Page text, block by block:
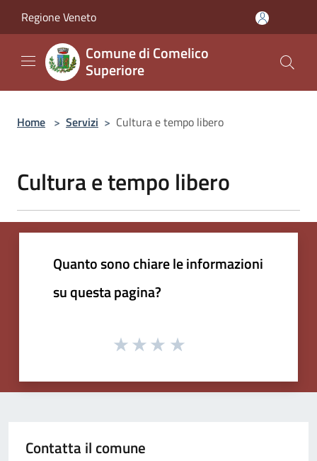
Regione Veneto
Comune di Comelico
Superiore
Home > Servizi > Cultura e tempo libero
Cultura e tempo libero
Quanto sono chiare le informazioni
su questa pagina?
Contatta il comune